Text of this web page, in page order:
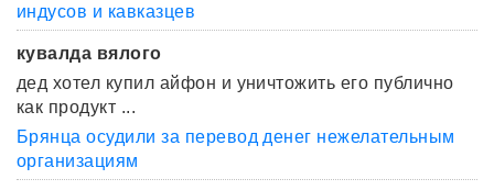
индусов и кавказцев
кувалда вялого
дед хотел купил айфон и уничтожить его публично
как продукт ...
Брянца осудили за перевод денег нежелательным
организациям